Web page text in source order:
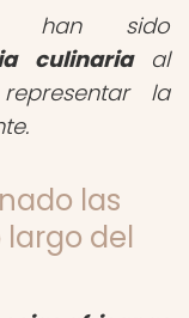
sido
culinariaal
la
las
del